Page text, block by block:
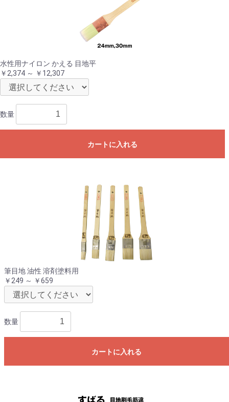
水性用ナイロン かえる 目地平
￥2,374 ～ ￥12,307
数量
カートに入れる
筆目地 油性 溶剤塗料用
￥249 ～ ￥659
数量
カートに入れる